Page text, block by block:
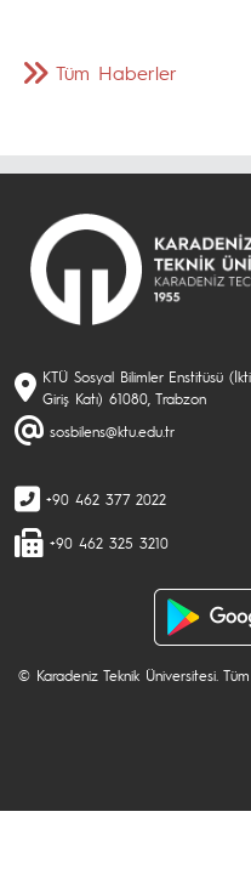
Tüm Haberler
KTÜ Sosyal Bilimler Enstitüsü
Giriş Katı) 61080, Trabzon
sosbilens@ktu.edu.tr
+90 462 377 2022
+90 462 325 3210
© Karadeniz Teknik Üniversitesi. Tüm